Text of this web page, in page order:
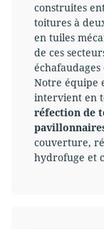
construites
toitures à
en tuiles
de ces
Notre équipe
intervient en
réfection de
couverture,
hydrofuge et